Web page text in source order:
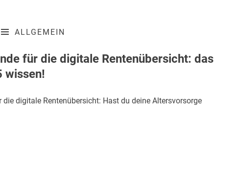
ALLGEMEIN
für die digitale Rentenübersicht: das
wissen!
digitale Rentenübersicht: Hast du deine Altersvorsorge